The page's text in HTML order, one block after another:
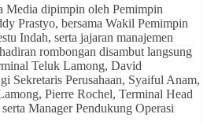
Media dipimpin oleh Pemimpin
Prastyo, bersama Wakil Pemimpin
Indah, serta jajaran manajemen
rombongan disambut langsung
Teluk Lamong, David
Sekretaris Perusahaan, Syaiful Anam,
Pierre Rochel, Terminal Head
Manager Pendukung Operasi